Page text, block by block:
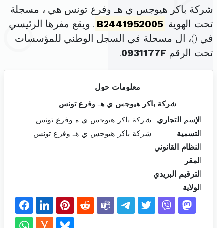
شركة باكر هيوجس ي هـ وفرع تونس هي ، مسجلة
تحت الهوية B2441952005 . ويقع مقرها الرئيسي
في ()، ال مسجلة في السجل الوطني للمؤسسات
تحت الرقم 0931177F
.
معلومات حول
شركة باكر هيوجس ي هـ وفرع تونس
الإسم التجاري
شركة باكر هيوجس ي ه وفرع تونس
التسمية
شركة باكر هيوجس ي هـ وفرع تونس
النظام القانوني
المقر
الترقيم البريدي
الولاية